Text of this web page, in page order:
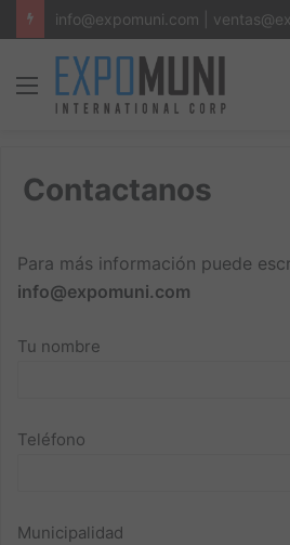
info@expomuni.com |
Menu
Contactanos
Para más información puede
info@expomuni.com
Tu nombre
Teléfono
Municipalidad